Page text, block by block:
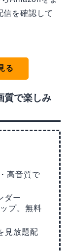
信を確認して
る
質で楽しみ
高音質で
ダー
プ。無料
見放題配